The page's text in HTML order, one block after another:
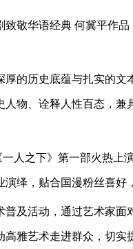
敬华语经典 何冀平作品
的历史底蕴与扎实的
物、诠释人性百态，
人之下》第一部火热上
绎，贴合国漫粉丝喜好
及活动，通过艺术家面
雅艺术走进群众，切实